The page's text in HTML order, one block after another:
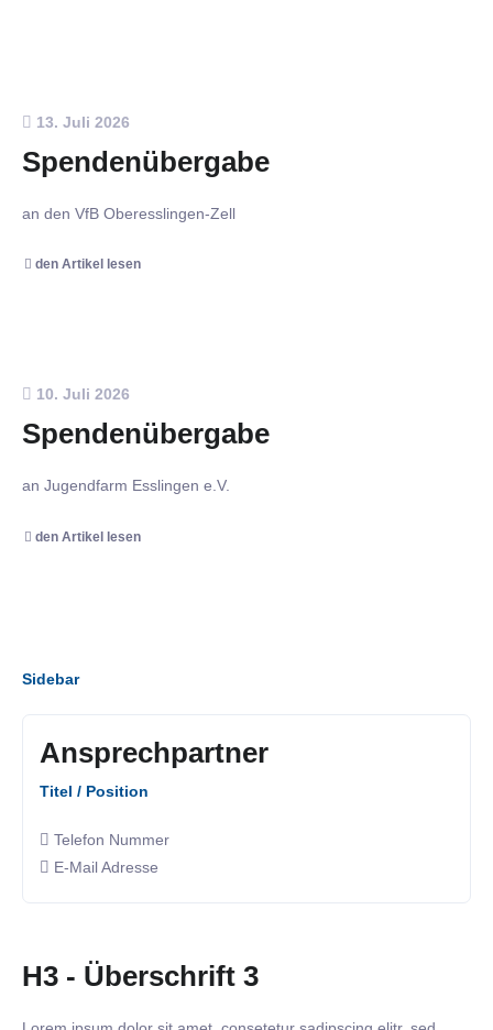
13. Juli 2026
Spendenübergabe
an den VfB Oberesslingen-Zell
den Artikel lesen
10. Juli 2026
Spendenübergabe
an Jugendfarm Esslingen e.V.
den Artikel lesen
Sidebar
Ansprechpartner
Titel / Position
Telefon Nummer
E-Mail Adresse
H3 - Überschrift 3